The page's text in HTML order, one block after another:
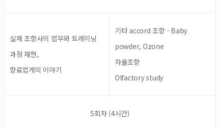
실제 조향사의 업무와 트레이닝
과정 재현,
향료업계의 이야기
기타 accord 조향 - Baby
powder, Ozone
자율조향
Olfactory study
5회차 (4시간)